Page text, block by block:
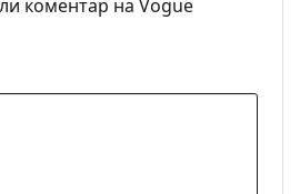
ни гама
коментар на Vogue